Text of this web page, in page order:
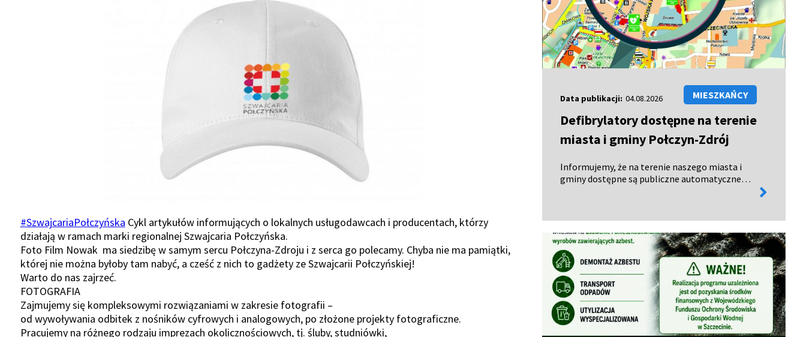
#SzwajcariaPołczyńska Cykl artykułów informujących o lokalnych usługodawcach i producentach, którzy
działają w ramach marki regionalnej Szwajcaria Połczyńska.
Foto Film Nowak ma siedzibę w samym sercu Połczyna-Zdroju i z serca go polecamy. Chyba nie ma pamiątki,
której nie można byłoby tam nabyć, a cześć z nich to gadżety ze Szwajcarii Połczyńskiej!
Warto do nas zajrzeć.
FOTOGRAFIA
Zajmujemy się kompleksowymi rozwiązaniami w zakresie fotografii –
od wywoływania odbitek z nośników cyfrowych i analogowych, po złożone projekty fotograficzne.
Pracujemy na różnego rodzaju imprezach okolicznościowych, tj. śluby, studniówki,
Data publikacji: 04.08.2026 MIESZKAŃCY
Defibrylatory dostępne na terenie
miasta i gminy Połczyn-Zdrój
Informujemy, że na terenie naszego miasta i
gminy dostępne są publiczne automatyczne
więcej